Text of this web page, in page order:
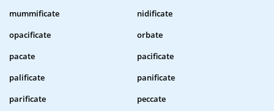
mummificate
nidificate
opacificate
orbate
pacate
pacificate
palificate
panificate
parificate
peccate